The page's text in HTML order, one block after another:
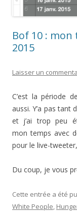
Bof 10 : mon
2015
Laisser un
C’est la période
aussi. Y’a pas tant
et j’ai trop peu
mon temps avec
pour le live-
Du coup, je vous
Cette entrée a été
White People